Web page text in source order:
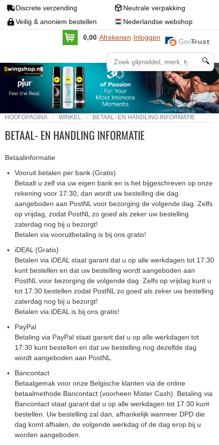
Discrete verzending
Neutrale verpakking
Veilig & anoniem bestellen
Nederlandse webshop
0,00 Afrekenen Inloggen
🔍
HOOFDPAGINA WINKEL BETAAL- EN HANDLING INFORMATIE
BETAAL- EN HANDLING INFORMATIE
Betaalinformatie
Vooruit betalen per bank (Gratis)
Betaalt u zelf via uw eigen bank en is het bijgeschreven op onze
rekening voor 17:30, dan wordt uw bestelling die dag
aangeboden aan PostNL voor bezorging de volgende dag. Zelfs
op vrijdag, zodat PostNL zo goed als zeker uw bestelling
zaterdag nog bij u bezorgt!
Betalen via vooruitbetaling is bij ons gratis!
iDEAL (Gratis)
Betalen via iDEAL staat garant dat u op alle werkdagen tot 17:30
kunt bestellen en dat uw bestelling wordt aangeboden aan
PostNL voor bezorging de volgende dag. Zelfs op vrijdag kunt u
tot 17:30 bestellen zodat PostNL zo goed als zeker uw bestelling
zaterdag nog bij u bezorgt!
Betalen via iDEAL is bij ons gratis!
PayPal
Betaling via PayPal staat garant dat u op alle werkdagen tot
17:30 kunt bestellen en dat uw bestelling nog dezelfde dag
wordt aangeboden aan PostNL.
Bancontact
Betaalgemak voor onze Belgische klanten via de online
betaalmethode Bancontact (voorheen Mister Cash). Betaling via
Bancontact staat garant dat u op alle werkdagen tot 17:30 kunt
bestellen. Uw bestelling zal dan, afhankelijk wanneer DPD die
dag komt afhalen, de volgende werkdag of de dag erop bij u
worden aangeboden.